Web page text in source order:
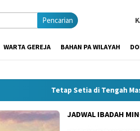
Pencarian
WARTA GEREJA BAHAN PA WILAYAH
Tetap Setia di Tengah Masa Sulit
JADWAL IBADAH